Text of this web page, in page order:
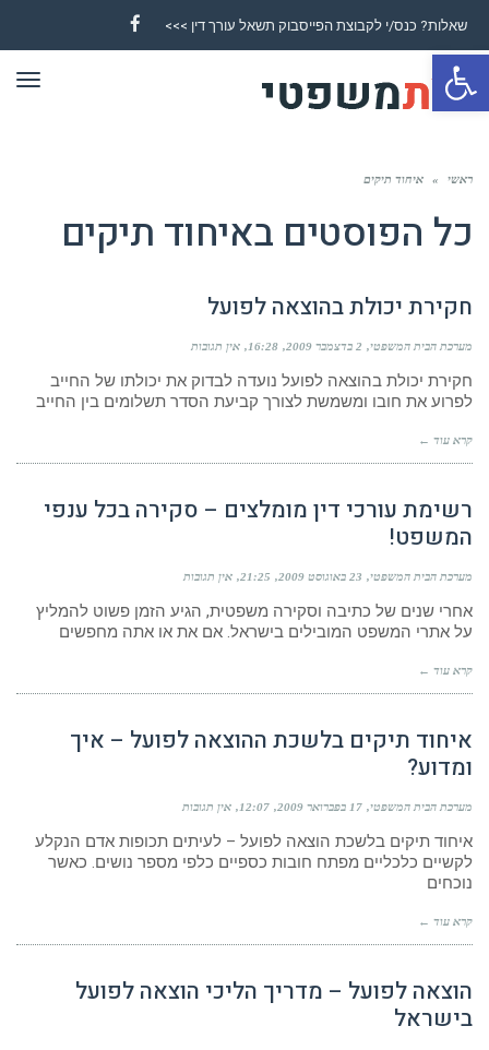
פתח סרגל נגישות
שאלות? כנס/י לקבוצת הפייסבוק תשאל עורך דין >>>
Facebook
ראשי » איחוד תיקים
כל הפוסטים באיחוד תיקים
חקירת יכולת בהוצאה לפועל
מערכת הבית המשפטי 2 בדצמבר 2009 16:28 אין תגובות
חקירת יכולת בהוצאה לפועל נועדה לבדוק את יכולתו של החייב
לפרוע את חובו ומשמשת לצורך קביעת הסדר תשלומים בין החייב
קרא עוד ←
רשימת עורכי דין מומלצים – סקירה בכל ענפי
המשפט!
מערכת הבית המשפטי 23 באוגוסט 2009 21:25 אין תגובות
אחרי שנים של כתיבה וסקירה משפטית, הגיע הזמן פשוט להמליץ
על אתרי המשפט המובילים בישראל. אם את או אתה מחפשים
קרא עוד ←
איחוד תיקים בלשכת ההוצאה לפועל – איך
ומדוע?
מערכת הבית המשפטי 17 בפברואר 2009 12:07 אין תגובות
איחוד תיקים בלשכת הוצאה לפועל – לעיתים תכופות אדם הנקלע
לקשיים כלכליים מפתח חובות כספיים כלפי מספר נושים. כאשר
נוכחים
קרא עוד ←
הוצאה לפועל – מדריך הליכי הוצאה לפועל
בישראל